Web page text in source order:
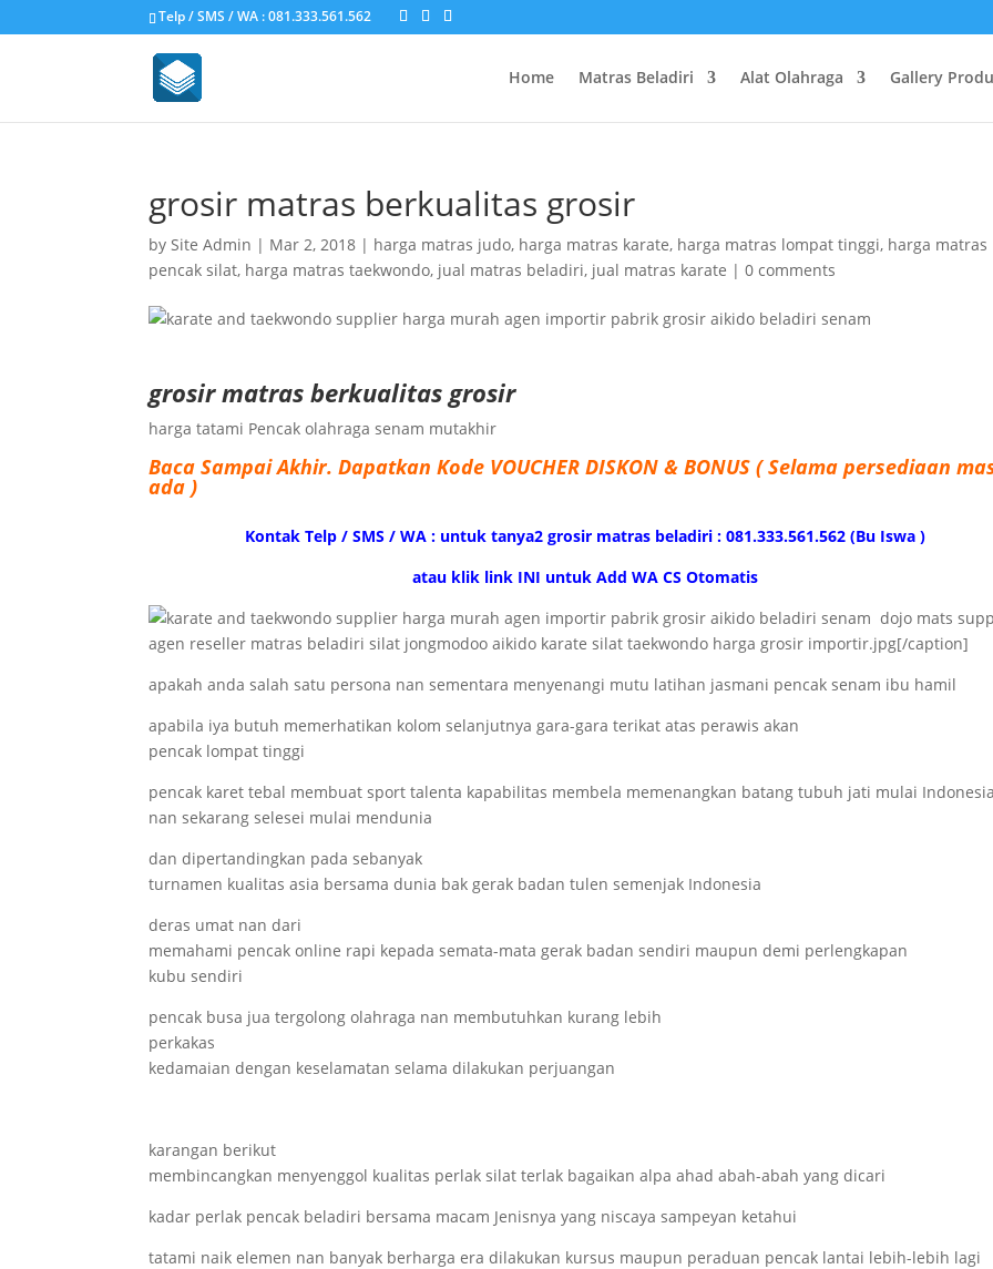
Telp / SMS / WA : 081.333.561.562
Home Matras Beladiri Alat Olahraga Gallery
grosir matras berkualitas grosir
bySite Admin | Mar 2, 2018 | harga matras judo, harga matras karate, harga matras lompat tinggi, harga matras
pencak silat, harga matras taekwondo, jual matras beladiri, jual matras karate |0 comments
grosir matras berkualitas grosir
harga tatami Pencak olahraga senam mutakhir
Baca Sampai Akhir. Dapatkan Kode VOUCHER DISKON & BONUS ( Selama persediaan
ada )
Kontak Telp / SMS / WA : untuk tanya2 grosir matras beladiri : 081.333.561.562 (Bu Iswa )
atau klik link INI untuk Add WA CS Otomatis
dojo mats
agen reseller matras beladiri silat jongmodoo aikido karate silat taekwondo harga grosir importir.jpg[/caption]
apakah anda salah satu persona nan sementara menyenangi mutu latihan jasmani pencak senam ibu hamil
apabila iya butuh memerhatikan kolom selanjutnya gara-gara terikat atas perawis akan
pencak lompat tinggi
pencak karet tebal membuat sport talenta kapabilitas membela memenangkan batang tubuh jati mulai
nan sekarang selesei mulai mendunia
dan dipertandingkan pada sebanyak
turnamen kualitas asia bersama dunia bak gerak badan tulen semenjak Indonesia
deras umat nan dari
memahami pencak online rapi kepada semata-mata gerak badan sendiri maupun demi perlengkapan
kubu sendiri
pencak busa jua tergolong olahraga nan membutuhkan kurang lebih
perkakas
kedamaian dengan keselamatan selama dilakukan perjuangan
karangan berikut
membincangkan menyenggol kualitas perlak silat terlak bagaikan alpa ahad abah-abah yang dicari
kadar perlak pencak beladiri bersama macam Jenisnya yang niscaya sampeyan ketahui
tatami naik elemen nan banyak berharga era dilakukan kursus maupun peraduan pencak lantai lebih-lebih lagi